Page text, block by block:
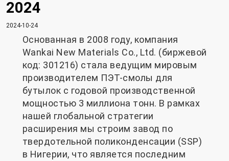
2024
2024-10-24
Основанная в 2008 году, компания
Wankai New Materials Co., Ltd. (биржевой
код: 301216) стала ведущим мировым
производителем ПЭТ-смолы для
бутылок с годовой производственной
мощностью 3 миллиона тонн. В рамках
нашей глобальной стратегии
расширения мы строим завод по
твердотельной поликонденсации (SSP)
в Нигерии, что является последним